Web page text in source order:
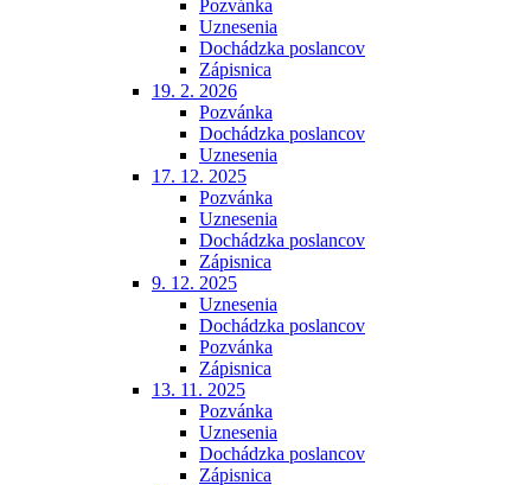
Pozvánka
Uznesenia
Dochádzka poslancov
Zápisnica
19. 2. 2026
Pozvánka
Dochádzka poslancov
Uznesenia
17. 12. 2025
Pozvánka
Uznesenia
Dochádzka poslancov
Zápisnica
9. 12. 2025
Uznesenia
Dochádzka poslancov
Pozvánka
Zápisnica
13. 11. 2025
Pozvánka
Uznesenia
Dochádzka poslancov
Zápisnica